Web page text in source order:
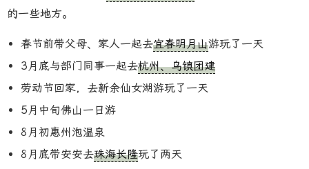
的一些地方。
春节前带父母、家人一起去宜春明月山游玩了一天
3月底与部门同事一起去杭州、乌镇团建
劳动节回家，去新余仙女湖游玩了一天
5月中旬佛山一日游
8月初惠州泡温泉
8月底带安安去珠海长隆玩了两天